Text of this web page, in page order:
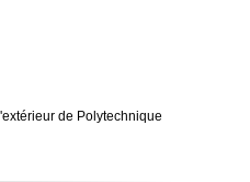
de Polytechnique